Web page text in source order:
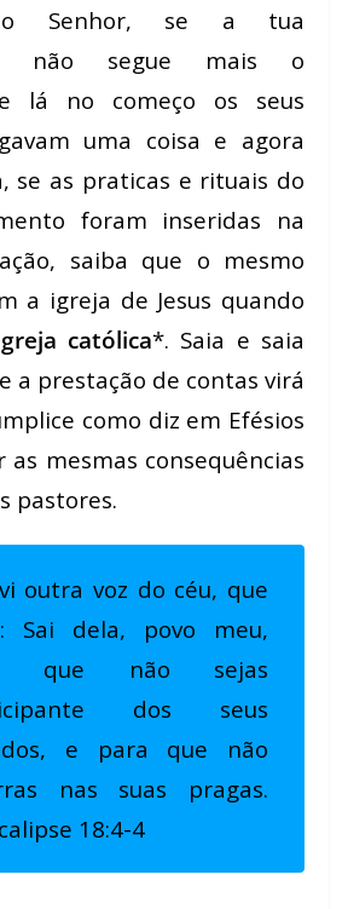
Senhor, se a tua
não segue mais o
lá no começo os seus
uma coisa e agora
se as praticas e rituais do
foram inseridas na
saiba que o mesmo
a igreja de Jesus quando
católica*. Saia e saia
a prestação de contas virá
como diz em Efésios
as mesmas consequências
pastores.
outra voz do céu, que
Sai dela, povo meu,
que não sejas
dos seus
e para que não
nas suas pragas.
18:4-4